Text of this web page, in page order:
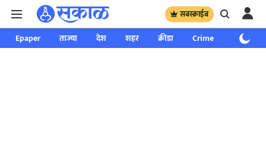
सबस्क्राईब
Epaper ताज्या देश शहर क्रीडा Crime साप्ताहिक